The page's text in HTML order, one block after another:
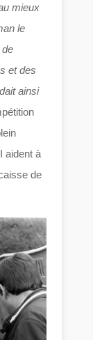
mieux
le
de
et des
ainsi
aident à
de